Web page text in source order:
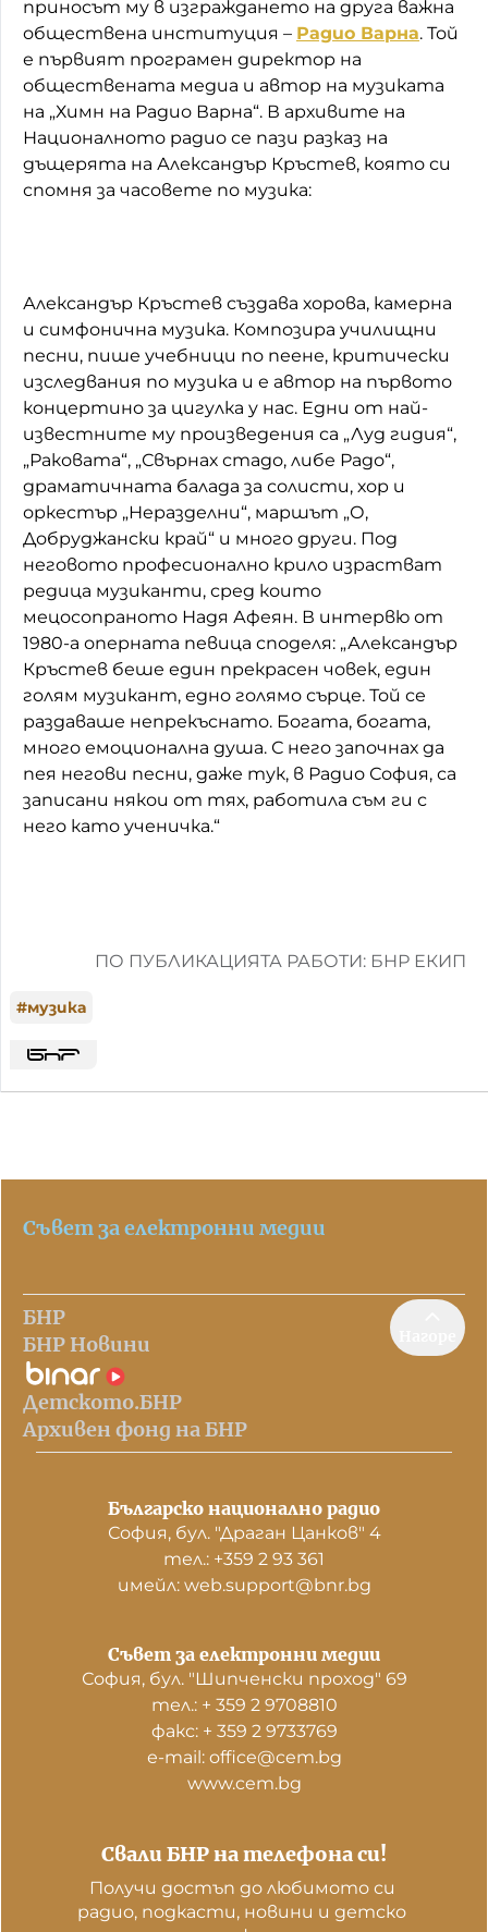
приносът му в изграждането на друга важна
обществена институция – Радио Варна. Той
е първият програмен директор на
обществената медиа и автор на музиката
на „Химн на Радио Варна“. В архивите на
Националното радио се пази разказ на
дъщерята на Александър Кръстев, която си
спомня за часовете по музика:
Александър Кръстев създава хорова, камерна
и симфонична музика. Композира училищни
песни, пише учебници по пеене, критически
изследвания по музика и е автор на първото
концертино за цигулка у нас. Едни от най-
известните му произведения са „Луд гидия“,
„Раковата“, „Свърнах стадо, либе Радо“,
драматичната балада за солисти, хор и
оркестър „Неразделни“, маршът „О,
Добруджански край“ и много други. Под
неговото професионално крило израстват
редица музиканти, сред които
мецосопраното Надя Афеян. В интервю от
1980-а оперната певица споделя: „Александър
Кръстев беше един прекрасен човек, един
голям музикант, едно голямо сърце. Той се
раздаваше непрекъснато. Богата, богата,
много емоционална душа. С него започнах да
пея негови песни, даже тук, в Радио София, са
записани някои от тях, работила съм ги с
него като ученичка.“
ПО ПУБЛИКАЦИЯТА РАБОТИ: БНР ЕКИП
#музика
Съвет за електронни медии
БНР
БНР Новини
Детското.БНР
Архивен фонд на БНР
Българско национално радио
София, бул. "Драган Цанков" 4
тел.: +359 2 93 361
имейл: web.support@bnr.bg
Свали БНР на телефона си!
Получи достъп до любимото си
радио, подкасти, новини и детско
Съвет за електронни медии
София, бул. "Шипченски проход" 69
тел.: + 359 2 9708810
факс: + 359 2 9733769
е-mail: office@cem.bg
www.cem.bg